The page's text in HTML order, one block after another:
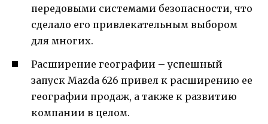
передовыми системами безопасности, что
сделало его привлекательным выбором
для многих.
Расширение географии – успешный
запуск Mazda 626 привел к расширению ее
географии продаж, а также к развитию
компании в целом.